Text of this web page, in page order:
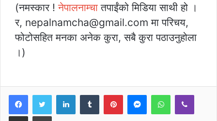
(नमस्कार !नेपालनाम्चातपाईंको मिडिया साथी हो ।
र, nepalnamcha@gmail.com मा परिचय,
फोटोसहित मनका अनेक कुरा, सबै कुरा पठाउनुहोला
।)
LinkedInTumblrPinterestMessenger
WhatsApp
Viber
Share via EmailPrint